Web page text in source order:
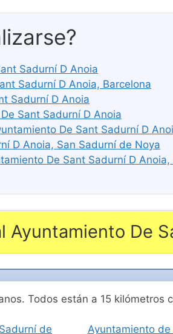
Sadurní D Anoia
Sadurní D Anoia, Barcelona
Sadurní D Anoia
Sant Sadurní D Anoia
De Sant Sadurní D
D Anoia, San Sadurní de Noya
De Sant Sadurní D
Ayuntamiento De
Todos están a 15 kilómetros
de Ayuntamiento